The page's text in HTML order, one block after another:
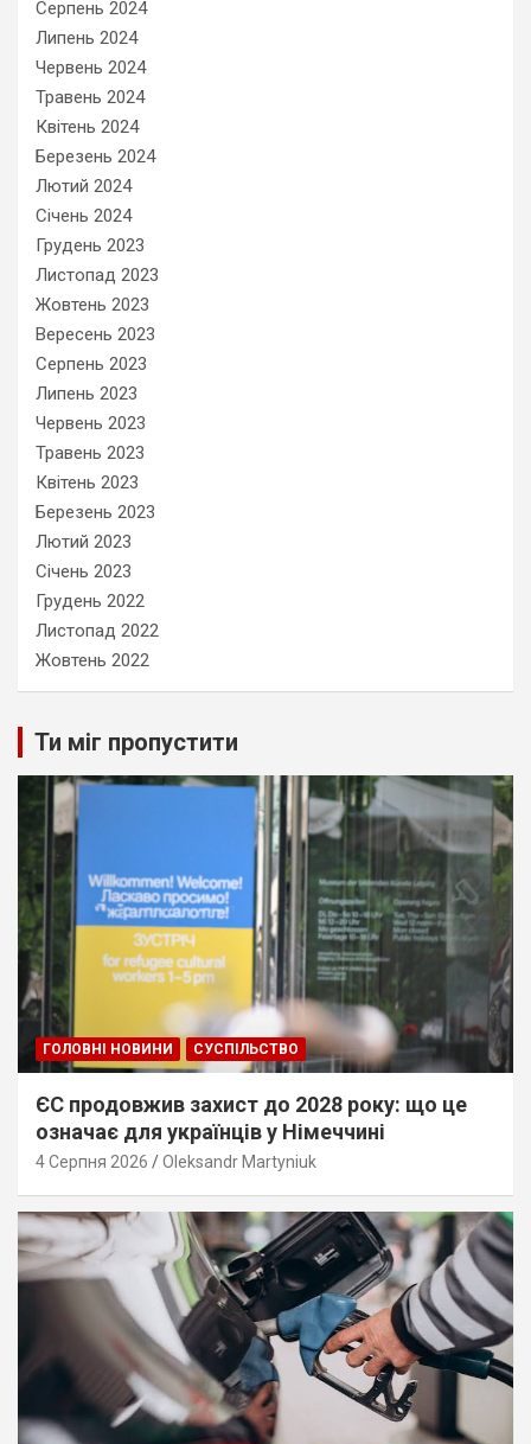
Серпень 2024
Липень 2024
Червень 2024
Травень 2024
Квітень 2024
Березень 2024
Лютий 2024
Січень 2024
Грудень 2023
Листопад 2023
Жовтень 2023
Вересень 2023
Серпень 2023
Липень 2023
Червень 2023
Травень 2023
Квітень 2023
Березень 2023
Лютий 2023
Січень 2023
Грудень 2022
Листопад 2022
Жовтень 2022
Ти міг пропустити
ГОЛОВНІ НОВИНИ СУСПІЛЬСТВО
ЄС продовжив захист до 2028 року: що це
означає для українців у Німеччині
4 Серпня 2026 Oleksandr Martyniuk